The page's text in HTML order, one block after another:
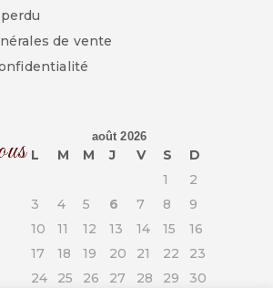
de vente
août 2026
L M M J V S
D
1
2
3
4 5 6 7 8
9
10
11 12 13 14 15
16
17
18 19 20 21 22
23
24
25 26 27 28 29 30